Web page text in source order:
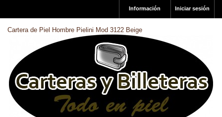
Iniciar sesión
Información
Cartera de Piel Hombre Pielini Mod 3122 Beige